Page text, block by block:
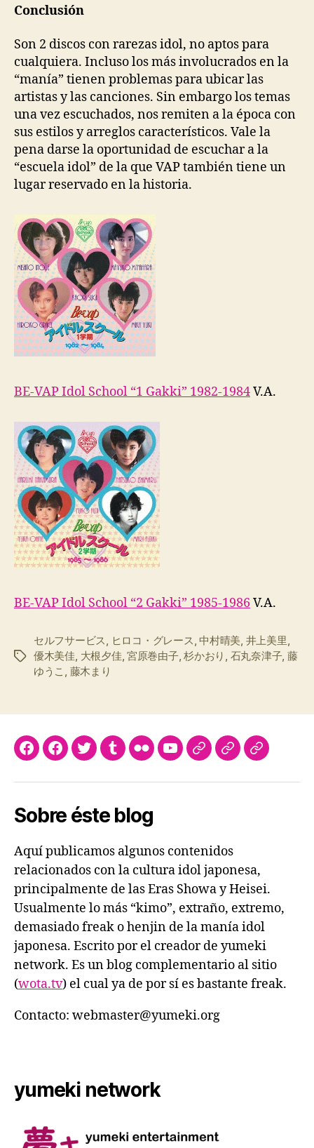
Conclusión
Son 2 discos con rarezas idol, no aptos para
cualquiera. Incluso los más involucrados en la
“manía” tienen problemas para ubicar las
artistas y las canciones. Sin embargo los temas
una vez escuchados, nos remiten a la época con
sus estilos y arreglos característicos. Vale la
pena darse la oportunidad de escuchar a la
“escuela idol” de la que VAP también tiene un
lugar reservado en la historia.
BE-VAP Idol School “1 Gakki” 1982-1984V.A.
BE-VAP Idol School “2 Gakki” 1985-1986 V.A.
Etiquetas
セルフサービス, ヒロコ・グレース,中村晴美, 井上美里,
優木美佳, 大根夕佳, 宮原巻由子,杉かおり , 石丸奈津子, 藤
ゆうこ , 藤木まり
FacebookFacebook
TwitterTumblrflickryoutube
ello
yumekiyumeki
Sobre éste blog
Aquí publicamos algunos contenidos
relacionados con la cultura idol japonesa,
principalmente de las Eras Showa y Heisei.
Usualmente lo más “kimo”, extraño, extremo,
demasiado freak o henjin de la manía idol
japonesa. Escrito por el creador de yumeki
network. Es un blog complementario al sitio
(wota.tv) el cual ya de por sí es bastante freak.
Contacto: webmaster@yumeki.org
yumeki network